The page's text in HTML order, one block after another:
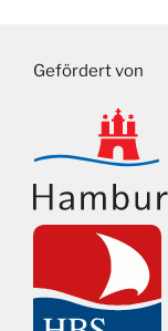
Gefördert von